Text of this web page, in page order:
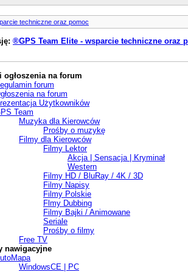
techniczne oraz pomoc
®GPS Team Elite - wsparcie techniczne oraz
ogłoszenia na forum
forum
na forum
Użytkowników
Team
Muzyka dla Kierowców
Prośby o muzykę
Filmy dla Kierowców
Filmy Lektor
Akcja | Sensacja | Kryminał
Western
Filmy HD / BluRay / 4K / 3D
Filmy Napisy
Filmy Polskie
Flmy Dubbing
Filmy Bajki / Animowane
Seriale
Prośby o filmy
Free TV
nawigacyjne
WindowsCE | PC